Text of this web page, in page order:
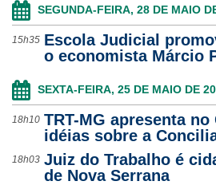
Ouvidoria
Contato
SEGUNDA-FEIRA, 28 DE MAIO
15h35 Escola Judicial
o economista Márcio
SEXTA-FEIRA, 25 DE MAIO DE
18h10 TRT-MG apresenta
idéias sobre a
18h03 Juiz do Trabalho é
de Nova Serrana